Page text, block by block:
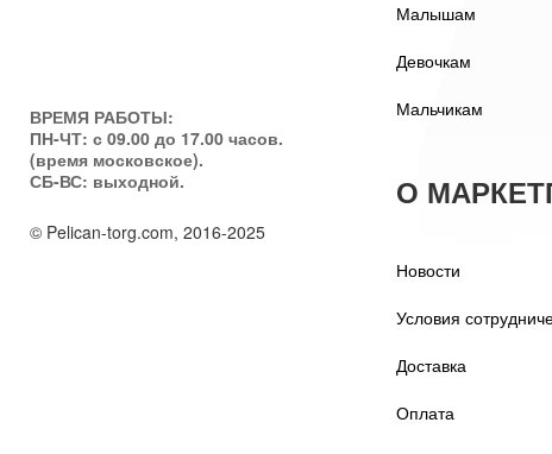
ВРЕМЯ РАБОТЫ:
ПН-ЧТ: с 09.00 до 17.00 часов.
(время московское).
СБ-ВС: выходной.
© Pelican-torg.com, 2016-2025
Малышам
Девочкам
Мальчикам
О
Новости
Условия
Доставка
Оплата